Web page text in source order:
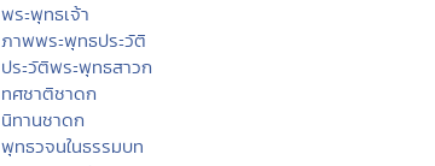
พระพุทธเจ้า
ภาพพระพุทธประวัติ
ประวัติพระพุทธสาวก
ทศชาติชาดก
นิทานชาดก
พุทธวจนในธรรมบท